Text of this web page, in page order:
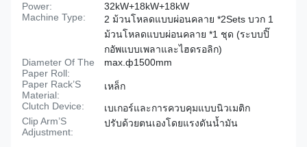
Power:
32kW+18kW+18kW
Machine Type:
2 ม้วนโหลดแบบผ่อนคลาย *2Sets บวก 1
ม้วนโหลดแบบผ่อนคลาย *1 ชุด (ระบบปิ๊
กอัพแบบเพลาและไฮดรอลิก)
Diameter Of The
Paper Roll:
max.ф1500mm
Paper Rack’S
Material:
เหล็ก
Clutch Device:
เบเกอร์และการควบคุมแบบนิวเมติก
Clip Arm’S
Adjustment:
ปรับด้วยตนเองโดยแรงดันน้ำมัน